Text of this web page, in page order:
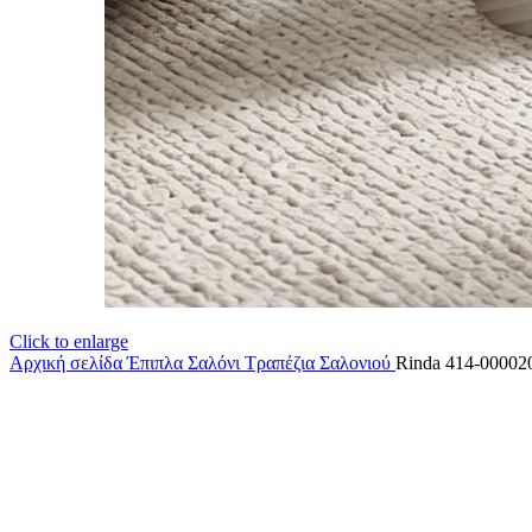
Click to enlarge
Αρχική σελίδαΈπιπλα Σαλόνι Τραπέζια Σαλονιού Rinda 414-